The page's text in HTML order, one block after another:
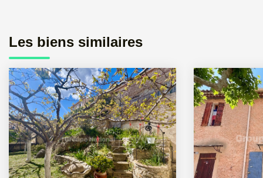
Les biens similaires